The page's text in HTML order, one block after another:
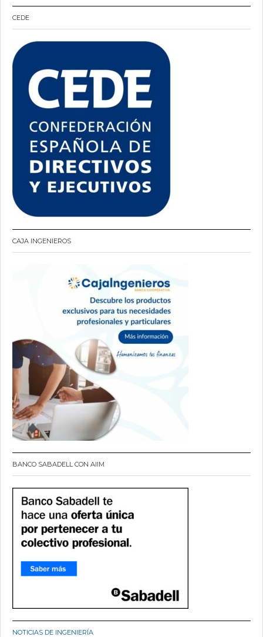
CEDE
CAJA INGENIEROS
BANCO SABADELL CON AIIM
NOTICIAS DE INGENIERÍA